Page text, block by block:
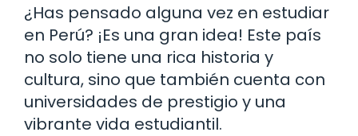
¿Has pensado alguna vez en estudiar
en Perú? ¡Es una gran idea! Este país
no solo tiene una rica historia y
cultura, sino que también cuenta con
universidades de prestigio y una
vibrante vida estudiantil.